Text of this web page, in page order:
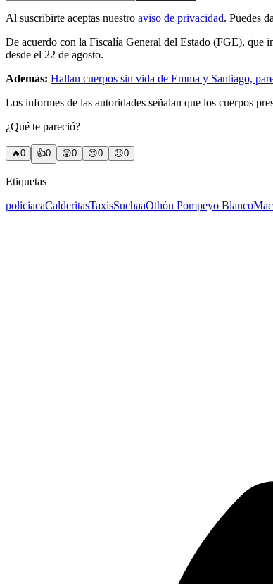
Al suscribirte aceptas nuestro aviso de privacidad. Puedes
De acuerdo con la Fiscalía General del Estado (FGE), que
desde el 22 de agosto.
Además: Hallan cuerpos sin vida de Emma y Santiago,
Los informes de las autoridades señalan que los cuerpos
¿Qué te pareció?
🔥0 👍0 😲0 😢0 😠0
Etiquetas
policiacaCalderitasTaxisSuchaaOthón Pompeyo Blanco